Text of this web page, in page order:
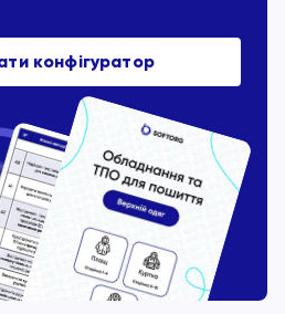
конфігуратор